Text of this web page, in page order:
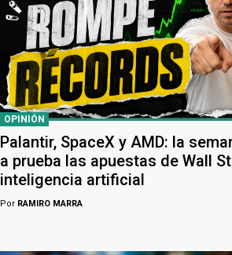
OPINIÓN
Palantir, SpaceX y AMD: la
a prueba las apuestas de Wall
inteligencia artificial
Por RAMIRO MARRA